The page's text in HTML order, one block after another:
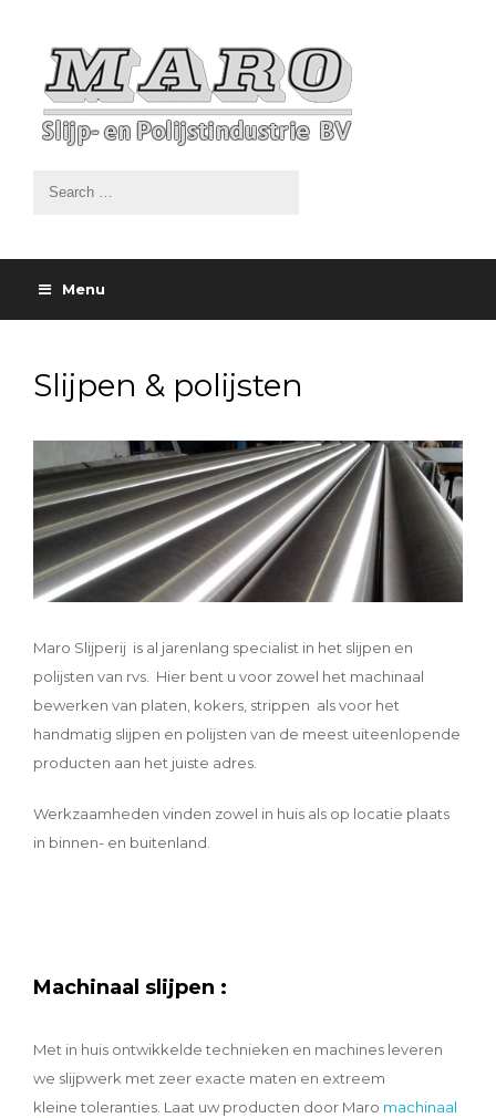
Menu
Slijpen & polijsten
Maro Slijperij is al jarenlang specialist in het slijpen en
polijsten van rvs. Hier bent u voor zowel het machinaal
bewerken van platen, kokers, strippen als voor het
handmatig slijpen en polijsten van de meest uiteenlopende
producten aan het juiste adres.
Werkzaamheden vinden zowel in huis als op locatie plaats
in binnen- en buitenland.
Machinaal slijpen :
Met in huis ontwikkelde technieken en machines leveren
we slijpwerk met zeer exacte maten en extreem
kleine toleranties. Laat uw producten door Maro machinaal